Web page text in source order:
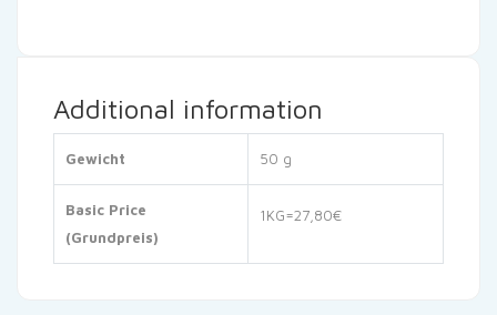
Additional information
Gewicht 50 g
Basic Price
(Grundpreis)
1KG=27,80€